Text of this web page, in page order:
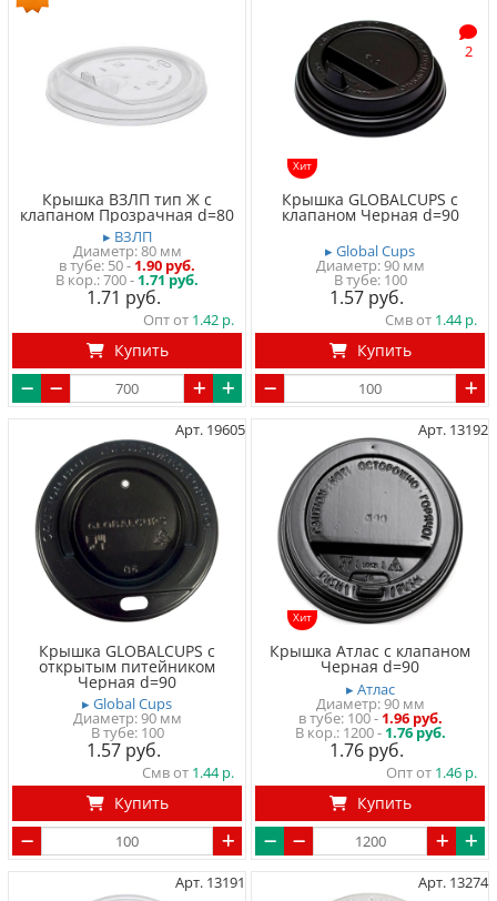
Крышка ВЗЛП тип Ж с
клапаном Прозрачная d=80
▸ ВЗЛП
Диаметр: 80 мм
в тубе 50- 1.90 руб.
700 - 1.71 руб.
1.71
Опт от 1.42
Купить
2
Хит
Крышка GLOBALCUPS с
клапаном Черная d=90
▸ Global Cups
Диаметр: 90 мм
В тубе 100
1.57
Смв от 1.44
Купить
Арт. 19605
Крышка GLOBALCUPS с
открытым питейником
Черная d=90
▸ Global Cups
Диаметр: 90 мм
В тубе 100
1.57
Смв от 1.44
Купить
Арт. 13192
Хит
Крышка Атлас с клапаном
Черная d=90
▸ Атлас
Диаметр: 90 мм
в тубе 100- 1.96 руб.
1200 - 1.76 руб.
1.76
Опт от 1.46
Купить
Арт. 13191 Арт. 13274